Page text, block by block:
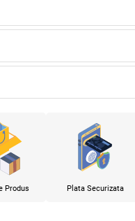
Produs Plata Securizata